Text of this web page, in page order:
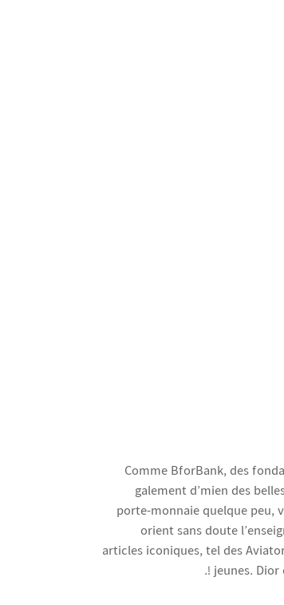
Comme BforBank, des
également d’mien des
porte-monnaie quelque peu,
orient sans doute
articles iconiques, tel des
! jeunes.